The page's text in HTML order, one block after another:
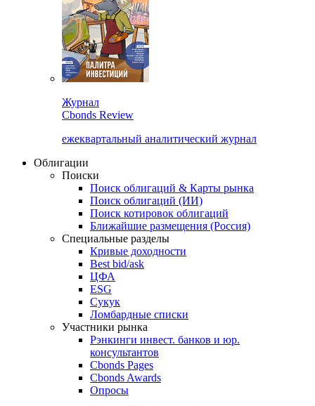
Журнал
Cbonds Review
ежеквартальный аналитический журнал
Облигации
Поиски
Поиск облигаций & Карты рынка
Поиск облигаций (ИИ)
Поиск котировок облигаций
Ближайшие размещения (Россия)
Специальные разделы
Кривые доходности
Best bid/ask
ЦФА
ESG
Сукук
Ломбардные списки
Участники рынка
Рэнкинги инвест. банков и юр.
консультантов
Cbonds Pages
Cbonds Awards
Опросы